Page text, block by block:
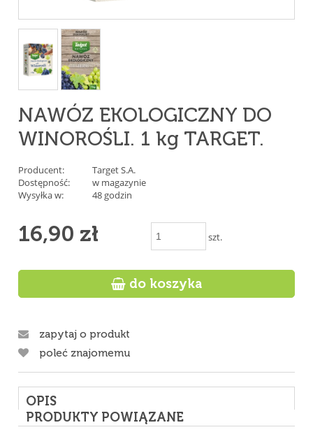
NAWÓZ EKOLOGICZNY DO
WINOROŚLI. 1 kg TARGET.
Producent:
Target S.A.
Dostępność:
w magazynie
Wysyłka w:
48 godzin
16,90 zł szt.
 do koszyka
zapytaj o produkt
poleć znajomemu
OPIS
PRODUKTY POWIĄZANE